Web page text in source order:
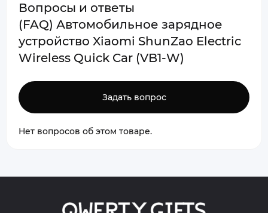
Вопросы и ответы
(FAQ) Автомобильное зарядное
устройство Xiaomi ShunZao Electric
Wireless Quick Car (VB1-W)
Задать вопрос
Нет вопросов об этом товаре.